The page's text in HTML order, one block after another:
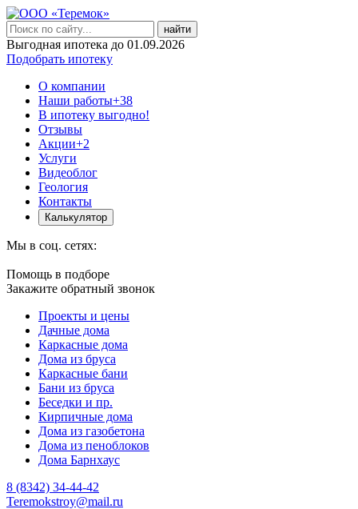
найти
Выгодная ипотека до 01.09.2026
Подобрать ипотеку
О компании
Наши работы+38
В ипотеку выгодно!
Отзывы
Акции+2
Услуги
Видеоблог
Геология
Контакты
Калькулятор
Мы в соц. сетях:
Помощь в подборе
Закажите обратный звонок
Проекты и цены
Дачные дома
Каркасные дома
Дома из бруса
Каркасные бани
Бани из бруса
Беседки и пр.
Кирпичные дома
Дома из газобетона
Дома из пеноблоков
Дома Барнхаус
8 (8342) 34-44-42
Teremokstroy@mail.ru